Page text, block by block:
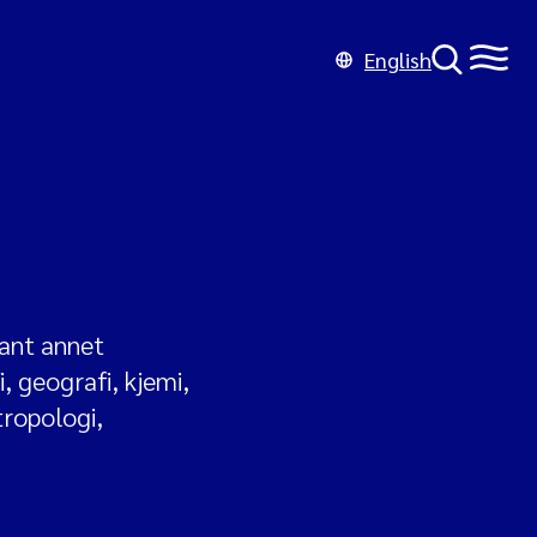
English
annet
geografi, kjemi,